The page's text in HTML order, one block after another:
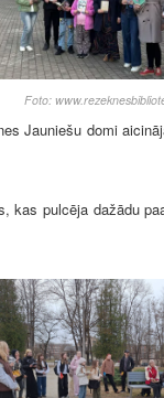
Foto:
Jauniešu domi
pulcēja dažādu